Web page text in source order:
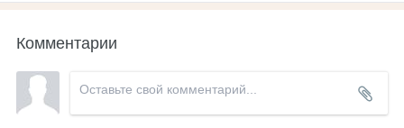
Комментарии